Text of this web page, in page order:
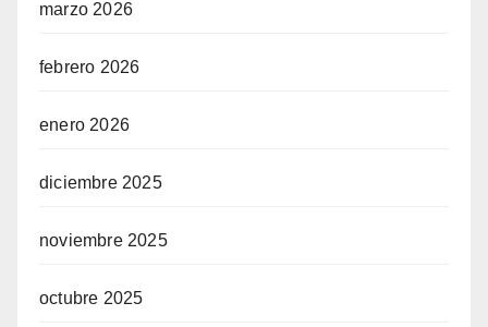
marzo 2026
febrero 2026
enero 2026
diciembre 2025
noviembre 2025
octubre 2025